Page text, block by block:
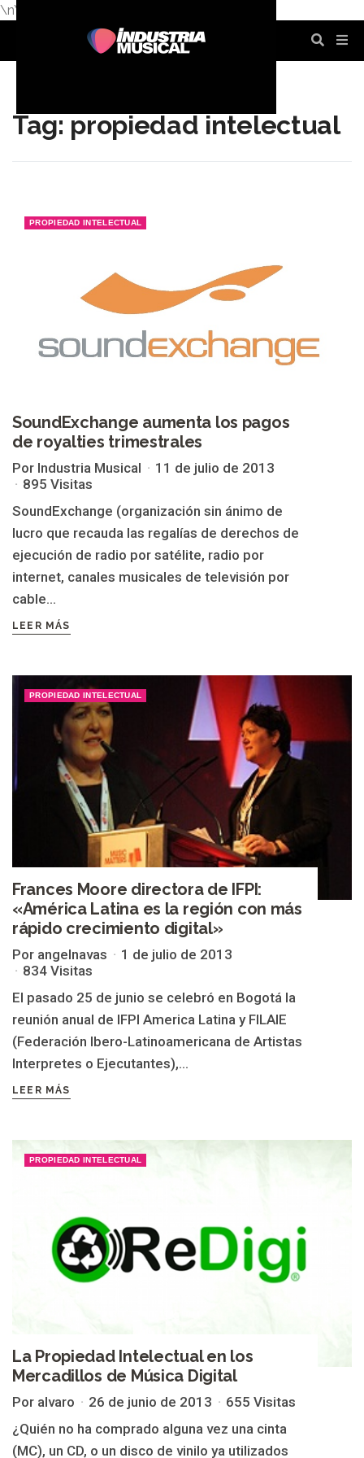
\n\n
Tag: propiedad intelectual
PROPIEDAD INTELECTUAL
SoundExchange aumenta los pagos
de royalties trimestrales
Por Industria Musical
11 de julio de 2013
895 Visitas
SoundExchange (organización sin ánimo de
lucro que recauda las regalías de derechos de
ejecución de radio por satélite, radio por
internet, canales musicales de televisión por
cable...
LEER MÁS
PROPIEDAD INTELECTUAL
Frances Moore directora de IFPI:
«América Latina es la región con más
rápido crecimiento digital»
Por angelnavas
1 de julio de 2013
834 Visitas
El pasado 25 de junio se celebró en Bogotá la
reunión anual de IFPI America Latina y FILAIE
(Federación Ibero-Latinoamericana de Artistas
Interpretes o Ejecutantes),...
LEER MÁS
PROPIEDAD INTELECTUAL
La Propiedad Intelectual en los
Mercadillos de Música Digital
Por alvaro 26 de junio de 2013
655 Visitas
¿Quién no ha comprado alguna vez una cinta
(MC), un CD, o un disco de vinilo ya utilizados